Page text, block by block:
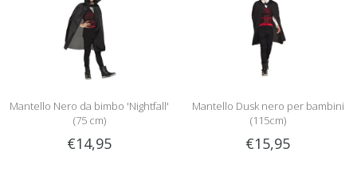
Mantello Nero da bimbo 'Nightfall'
(75 cm)
€14,95
Mantello Dusk nero per bambini
(115cm)
€15,95